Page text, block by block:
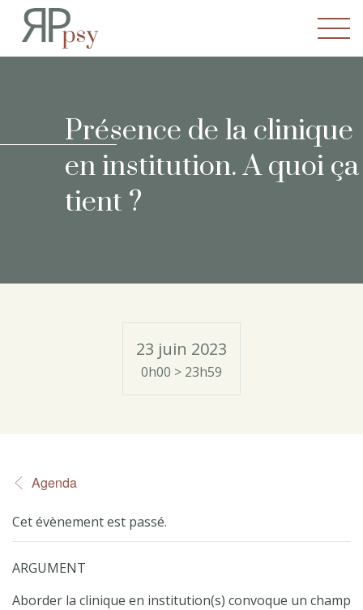
Recherches en
Présence de la clinique
en institution. A quoi ça
tient ?
23 juin 2023
0h00 > 23h59
Agenda
Cet évènement est passé.
ARGUMENT
Aborder la clinique en institution(s) convoque un champ